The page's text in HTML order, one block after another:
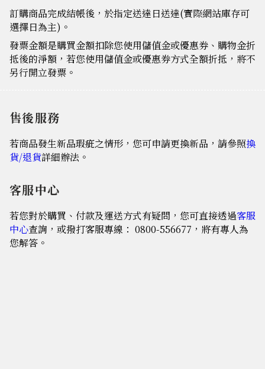
訂購商品完成結帳後，於指定送達日送達(實際網站庫存可
選擇日為主)。
發票金額是購買金額扣除您使用儲值金或優惠券、購物金折
抵後的淨額，若您使用儲值金或優惠券方式全額折抵，將不
另行開立發票。
售後服務
若商品發生新品瑕疵之情形，您可申請更換新品，請參照換
貨/退貨詳細辦法。
客服中心
若您對於購買、付款及運送方式有疑問，您可直接透過客服
中心查詢，或撥打客服專線： 0800-556677，將有專人為
您解答。